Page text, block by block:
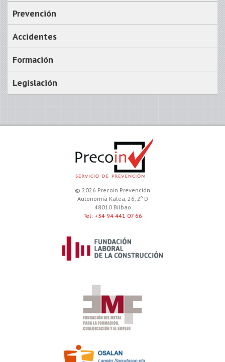
Prevención
Accidentes
Formación
Legislación
© 2026 Precoin Prevención
Autonomia Kalea, 26, 2º D
48010 Bilbao
Tel: +34 94 441 07 66